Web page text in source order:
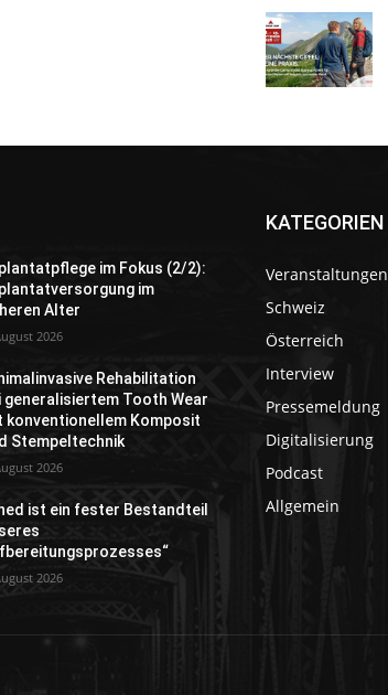
im Fokus (2/2):
im
Alter
2026
Rehabilitation
generalisiertem Tooth Wear
konventionellem Komposit
Stempeltechnik
2026
ist ein fester Bestandteil
2026
KATEGORIEN
Veranstaltungen
Schweiz
Österreich
Interview
Pressemeldung
Digitalisierung
Podcast
Allgemein